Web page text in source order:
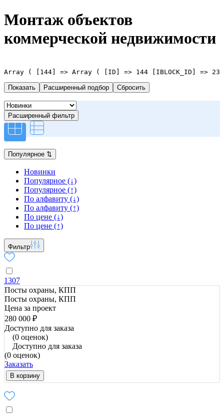
Монтаж объектов
коммерческой недвижимости
Array ( [144] => Array ( [ID] => 144 [IBLOCK_ID] => 23
Расширенный подбор
Расширенный фильтр
Популярное ⇅
Новинки
Популярное (↓)
Популярное (↑)
По алфавиту (↓)
По алфавиту (↑)
По цене (↓)
По цене (↑)
Фильтр
1307
Посты охраны, КПП
Посты охраны, КПП
Цена за проект
280 000 ₽
Доступно для заказа
(0 оценок)
Доступно для заказа
(0 оценок)
Заказать
В корзину